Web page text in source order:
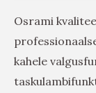
Osrami
kahele